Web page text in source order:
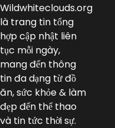
Wildwhiteclouds.org
là trang tin tổng
hợp cập nhật liên
tục mỗi ngày,
mang đến thông
tin đa dạng từ đồ
ăn, sức khỏe & làm
đẹp đến thể thao
và tin tức thời sự.